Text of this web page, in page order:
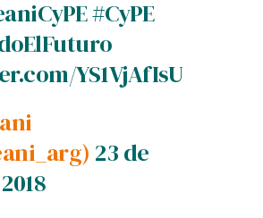
#CyPE
YS1VjAfIsU
23 de